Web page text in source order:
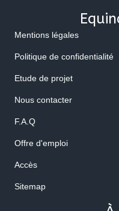
Mentions légales
Politique de confidentialité
Etude de projet
Nous contacter
F.A.Q
Offre d'emploi
Accès
Sitemap